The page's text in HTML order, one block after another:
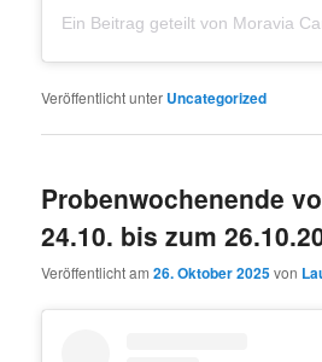
Veröffentlicht unter Uncategorized
Probenwochenende
24.10. bis zum
Veröffentlicht am26. Oktober 2025von